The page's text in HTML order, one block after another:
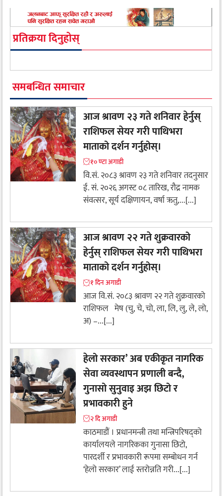
प्रतिक्रया दिनुहोस्
समबन्धित समाचार
आज श्रावण २३ गते शनिवार हेर्नुस्
राशिफल सेयर गरी पाथिभरा
माताको दर्शन गर्नुहोस्।
१० ण्टा अगाडी
वि.सं. २०८३ श्रावण २३ गते शनिवार तदनुसार
ई. सं. २०२६ अगस्ट ०८ तारिख, रौद्र नामक
संवत्सर, सूर्य दक्षिणायन, वर्षा ऋतु,...[...]
आज श्रावण २२ गते शुक्रवारको
हेर्नुस् राशिफल सेयर गरी पाथिभरा
माताको दर्शन गर्नुहोस्।
१ दिन अगाडी
आज वि.सं. २०८३ श्रावण २२ गते शुक्रवारको
राशिफल मेष (चु, चे, चो, ला, लि, लु, ले, लो,
अ) –...[...]
हेलो सरकार’ अब एकीकृत नागरिक
सेवा व्यवस्थापन प्रणाली बन्दै,
गुनासो सुनुवाइ अझ छिटो र
प्रभावकारी हुने
२ दि अगाडी
काठमाडौं । प्रधानमन्त्री तथा मन्त्रिपरिषद्को
कार्यालयले नागरिकका गुनासा छिटो,
पारदर्शी र प्रभावकारी रूपमा सम्बोधन गर्न
‘हेलो सरकार’ लाई स्तरोन्नति गरी...[...]